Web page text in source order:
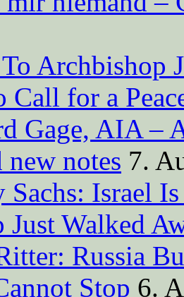
Archbishop
for a
Gage, AIA –
new notes 7.
Sachs: Israel
Just Walked
Russia
Stop 6.